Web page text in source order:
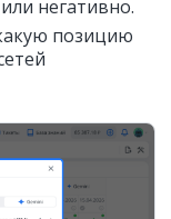
негативно.
позицию